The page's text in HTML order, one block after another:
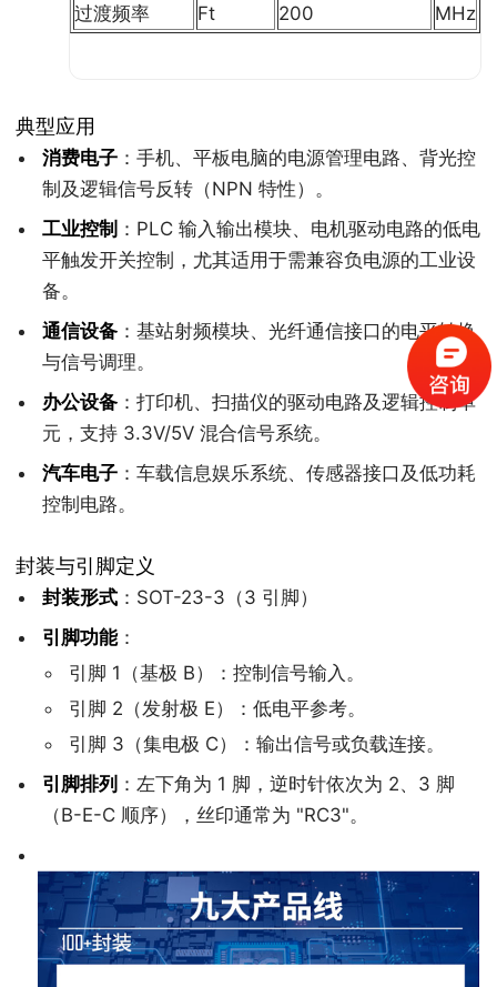
过渡频率 Ft 200 MHz
典型应用
消费电子 ：手机、平板电脑的电源管理电路、背光控
制及逻辑信号反转（NPN 特性）。
工业控制 ：PLC 输入输出模块、电机驱动电路的低电
平触发开关控制，尤其适用于需兼容负电源的工业设
备。
通信设备 ：基站射频模块、光纤通信接口的电平转换
与信号调理。
办公设备 ：打印机、扫描仪的驱动电路及逻辑控制单
元，支持 3.3V/5V 混合信号系统。
汽车电子 ：车载信息娱乐系统、传感器接口及低功耗
控制电路。
封装与引脚定义
封装形式 ：SOT-23-3（3 引脚）
引脚功能：
引脚 1（基极 B）：控制信号输入。
引脚 2（发射极 E）：低电平参考。
引脚 3（集电极 C）：输出信号或负载连接。
引脚排列 ：左下角为 1 脚，逆时针依次为 2、3 脚
（B-E-C 顺序），丝印通常为 "RC3"。